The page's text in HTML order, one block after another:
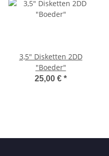
3,5" Disketten 2DD
"Boeder"
25,00 € *